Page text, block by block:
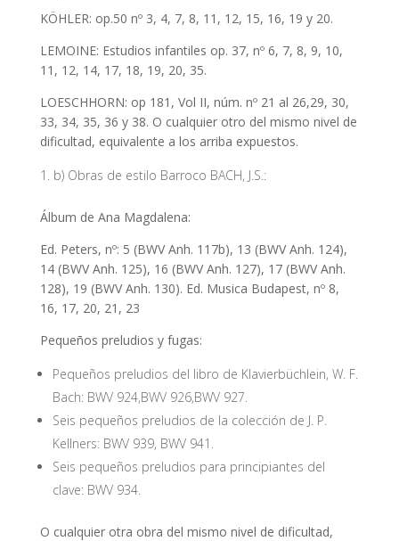
KÖHLER: op.50 nº 3, 4, 7, 8, 11, 12, 15, 16, 19 y 20.
LEMOINE: Estudios infantiles op. 37, nº 6, 7, 8, 9, 10,
11, 12, 14, 17, 18, 19, 20, 35.
LOESCHHORN: op 181, Vol II, núm. nº 21 al 26,29, 30,
33, 34, 35, 36 y 38. O cualquier otro del mismo nivel de
dificultad, equivalente a los arriba expuestos.
b) Obras de estilo Barroco BACH, J.S.:
Álbum de Ana Magdalena:
Ed. Peters, nº: 5 (BWV Anh. 117b), 13 (BWV Anh. 124),
14 (BWV Anh. 125), 16 (BWV Anh. 127), 17 (BWV Anh.
128), 19 (BWV Anh. 130). Ed. Musica Budapest, nº 8,
16, 17, 20, 21, 23
Pequeños preludios y fugas:
Pequeños preludios del libro de Klavierbüchlein, W. F.
Bach: BWV 924,BWV 926,BWV 927.
Seis pequeños preludios de la colección de J. P.
Kellners: BWV 939, BWV 941.
Seis pequeños preludios para principiantes del
clave: BWV 934.
O cualquier otra obra del mismo nivel de dificultad,